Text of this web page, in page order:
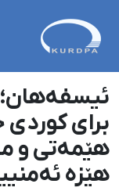
برای کوردی
هێمەتی و
هێزە